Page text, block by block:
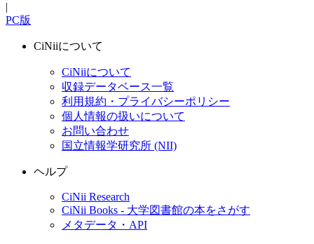
|
PC版
CiNiiについて
CiNiiについて
収録データベース一覧
利用規約・プライバシーポリシー
個人情報の扱いについて
お問い合わせ
国立情報学研究所 (NII)
ヘルプ
CiNii Research
CiNii Books - 大学図書館の本をさがす
メタデータ・API